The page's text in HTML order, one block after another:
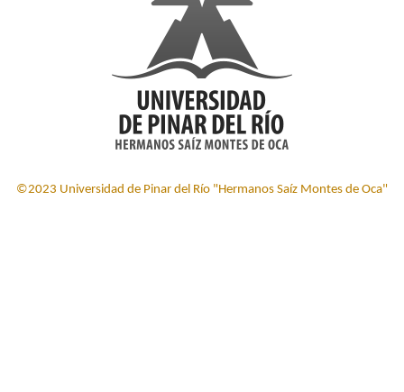
©2023 Universidad de Pinar del Río "Hermanos Saíz Montes de Oca"